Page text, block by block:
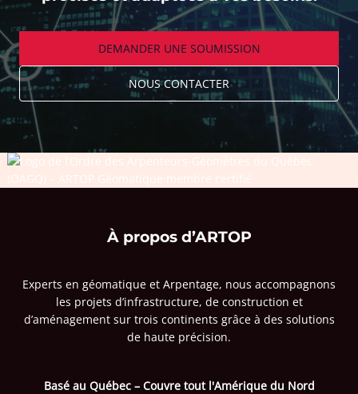
DEMANDER UNE SOUMISSION
NOUS CONTACTER
À propos d’ARTOP
Experts en géomatique et Arpentage, nous accompagnons
les projets d’infrastructure, de construction et
d’aménagement sur trois continents grâce à des solutions
de haute précision.
Basé au Québec – Couvre tout l'Amérique du Nord